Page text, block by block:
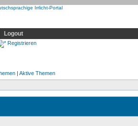
Logout
Registrieren
| Aktive Themen